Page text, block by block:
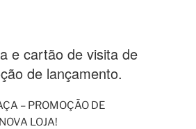
e cartão de visita de
de lançamento.
– PROMOÇÃO DE
LOJA!